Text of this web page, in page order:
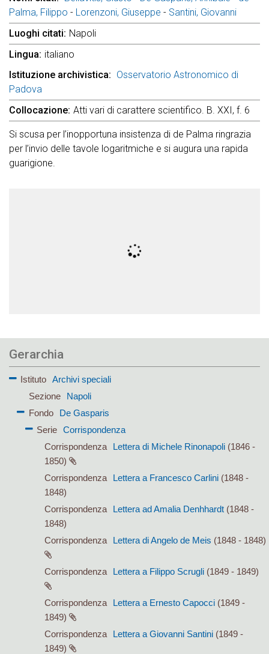
Palma, Filippo - Lorenzoni, Giuseppe - Santini, Giovanni
Luoghi citati Napoli
Lingua italiano
Istituzione archivistica
Osservatorio Astronomico di
Padova
Collocazione Atti vari di carattere scientifico. B. XXI, f. 6
Si scusa per l’inopportuna insistenza di de Palma ringrazia
per l’invio delle tavole logaritmiche e si augura una rapida
guarigione.
Gerarchia
Istituto
Archivi speciali
Sezione
Napoli
Fondo
De Gasparis
Serie Corrispondenza
Corrispondenza
Lettera di Michele Rinonapoli (1846 -
1850)
Corrispondenza
Lettera a Francesco Carlini (1848 -
1848)
Corrispondenza
Lettera ad Amalia Denhhardt (1848 -
1848)
Corrispondenza
Lettera di Angelo de Meis (1848 - 1848)
Corrispondenza Lettera a Filippo Scrugli (1849 - 1849)
Corrispondenza Lettera a Ernesto Capocci (1849 -
1849)
Corrispondenza
Lettera a Giovanni Santini (1849 -
1849)